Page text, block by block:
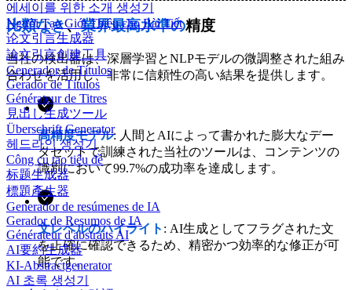
에세이를 위한 소개 생성기
Người Tạo Giới Thiệu cho Bài Tiết
论文引言生成器
論文引言創建工具
Generador de Títulos
Gerador de Títulos
Générateur de Titres
見出し生成ツール
Überschrift Generator
헤드라인 생성기
Công cụ tạo tiêu đề
标题生成器
標題產生器
Generador de resúmenes de IA
Gerador de Resumos de IA
Générateur d'abstraits AI
AI要約生成器
KI-Abstractgenerator
AI 초록 생성기
比類なき、業界最高水準の精度
当社の検出器は、深層学習とNLPモデルの微調整された組み
合わせを活用し、非常に信頼性の高い結果を提供します。
高精度モデル: 人間とAIによって書かれた膨大なデー
タセットで訓練された当社のツールは、コンテンツの
識別において99.7%の成功率を達成します。
文レベルのハイライト : AI生成としてフラグされた文
を正確に確認できるため、精密かつ効率的な修正が可
能です。